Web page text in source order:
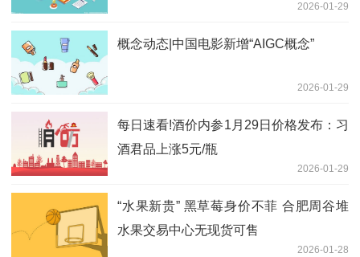
2026-01-29
概念动态|中国电影新增“AIGC概念”
2026-01-29
每日速看!酒价内参1月29日价格发布：习
酒君品上涨5元/瓶
2026-01-29
“水果新贵” 黑草莓身价不菲 合肥周谷堆
水果交易中心无现货可售
2026-01-28